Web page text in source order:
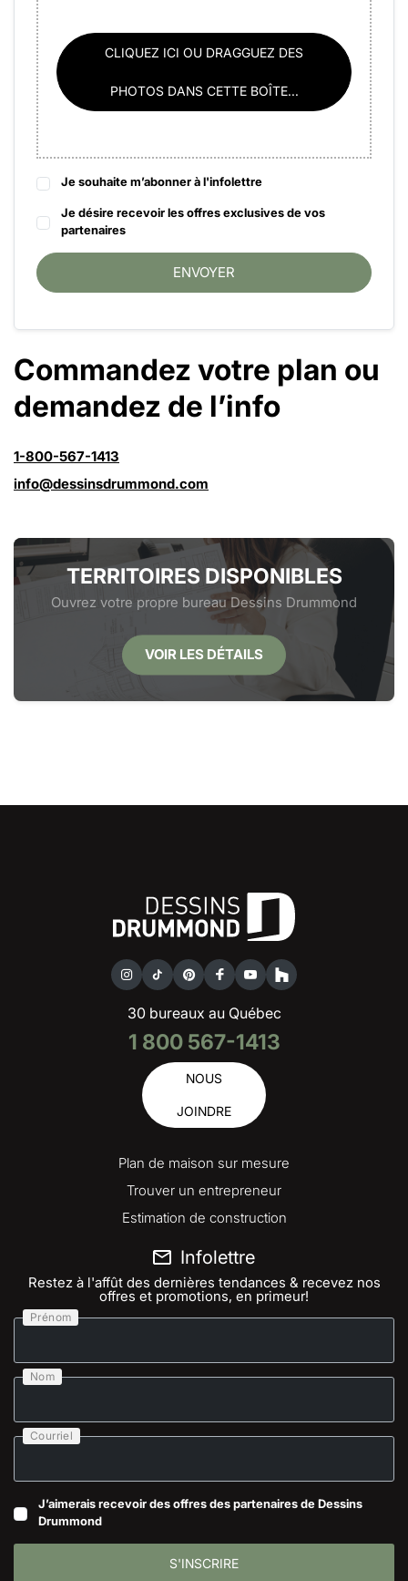
CLIQUEZ ICI OU DRAGGUEZ DES
PHOTOS DANS CETTE BOÎTE...
Je souhaite m’abonner à l'infolettre
Je désire recevoir les offres exclusives de vos
partenaires
ENVOYER
Commandez votre plan ou
demandez de l’info
1-800-567-1413
info@dessinsdrummond.com
TERRITOIRES DISPONIBLES
Ouvrez votre propre bureau Dessins Drummond
VOIR LES DÉTAILS
30 bureaux au Québec
1 800 567-1413
NOUS
JOINDRE
Plan de maison sur mesure
Trouver un entrepreneur
Estimation de construction
Infolettre
Restez à l'affût des dernières tendances & recevez nos
offres et promotions, en primeur!
Prénom
Nom
Courriel
J’aimerais recevoir des offres des partenaires de Dessins
Drummond
S'INSCRIRE